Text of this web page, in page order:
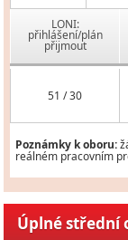
LONI:
přihlášení/plán
přijmout
51 / 30
Poznámky k oboru:
reálném pracovním
Úplné střední